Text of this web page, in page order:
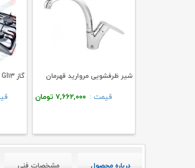
شیر ظرفشویی مروارید قهرمان
قیمت : ۷,۶۶۲,۰۰۰ تومان
گاز GI۱۳ اخوان
درباره محصول مشخصات فنی